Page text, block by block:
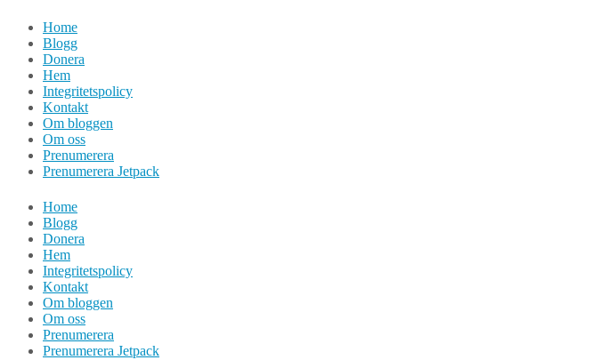
Hoppa
innehåll
Home
Blogg
Donera
Hem
Integritetspolicy
Kontakt
Om bloggen
Om oss
Prenumerera
Prenumerera Jetpack
Home
Blogg
Donera
Hem
Integritetspolicy
Kontakt
Om bloggen
Om oss
Prenumerera
Prenumerera Jetpack